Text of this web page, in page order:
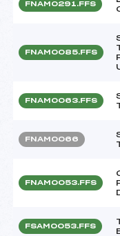
FNAM0291.FFS
FNAM0085.FFS
FNAM0063.FFS
FNAM0066
FNAM0053.FFS
FSAM0053.FFS